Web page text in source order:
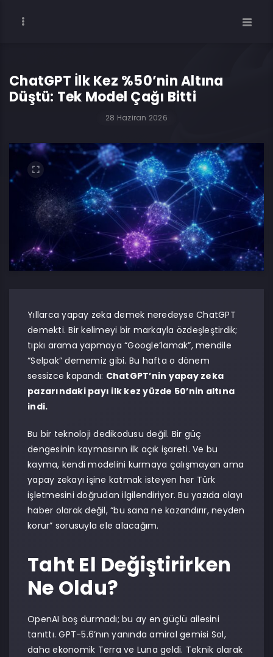
ChatGPT İlk Kez %50’nin Altına
Düştü: Tek Model Çağı Bitti
28 Haziran 2026
Yıllarca yapay zeka demek neredeyse ChatGPT
demekti. Bir kelimeyi bir markayla özdeşleştirdik;
tıpkı arama yapmaya “Google’lamak”, mendile
“Selpak” dememiz gibi. Bu hafta o dönem
sessizce kapandı: ChatGPT’nin yapay zeka
pazarındaki payı ilk kez yüzde 50’nin altına
indi.
Bu bir teknoloji dedikodusu değil. Bir güç
dengesinin kaymasının ilk açık işareti. Ve bu
kayma, kendi modelini kurmaya çalışmayan ama
yapay zekayı işine katmak isteyen her Türk
işletmesini doğrudan ilgilendiriyor. Bu yazıda olayı
haber olarak değil, “bu sana ne kazandırır, neyden
korur” sorusuyla ele alacağım.
Taht El Değiştirirken
Ne Oldu?
OpenAI boş durmadı; bu ay en güçlü ailesini
tanıttı. GPT-5.6’nın yanında amiral gemisi Sol,
daha ekonomik Terra ve Luna geldi. Teknik olarak